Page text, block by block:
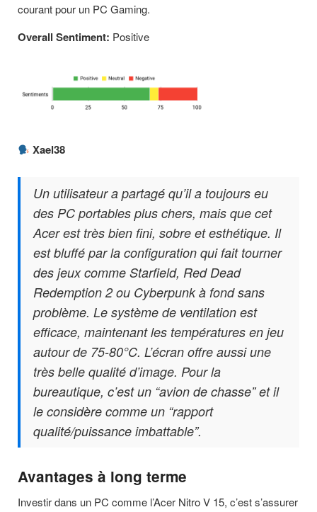
courant pour un PC Gaming.
Overall Sentiment: Positive
Xael38
Un utilisateur a partagé qu’il a toujours eu
des PC portables plus chers, mais que cet
Acer est très bien fini, sobre et esthétique. Il
est bluffé par la configuration qui fait tourner
des jeux comme Starfield, Red Dead
Redemption 2 ou Cyberpunk à fond sans
problème. Le système de ventilation est
efficace, maintenant les températures en jeu
autour de 75-80°C. L’écran offre aussi une
très belle qualité d’image. Pour la
bureautique, c’est un “avion de chasse” et il
le considère comme un “rapport
qualité/puissance imbattable”.
Avantages à long terme
Investir dans un PC comme l’Acer Nitro V 15, c’est s’assurer